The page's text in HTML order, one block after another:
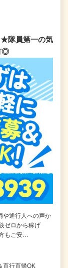
★隊員第一の気
◎
や通行人への声か
ゼロから稼げ
もご安…
行直帰OK